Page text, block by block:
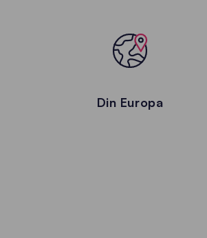
Din Europa